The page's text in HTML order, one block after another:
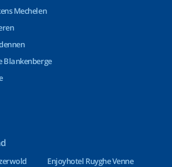
Mechelen
Blankenberge
Enjoyhotel Ruyghe Venne